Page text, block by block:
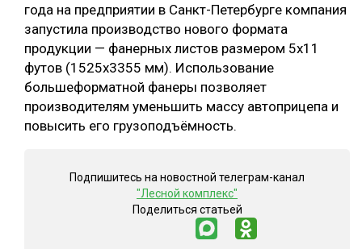
МЕБЕЛЬНОЕ ПРОИЗВОДСТВО
года на предприятии в Санкт-Петербурге компания
запустила производство нового формата
продукции — фанерных листов размером 5х11
футов (1525х3355 мм). Использование
большеформатной фанеры позволяет
производителям уменьшить массу автоприцепа и
повысить его грузоподъёмность.
Подпишитесь на новостной телеграм-канал
"Лесной комплекс"
Поделиться статьей